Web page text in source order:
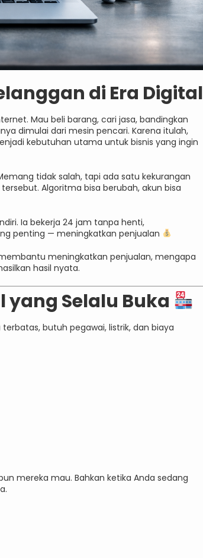
di Era Digital
Mau beli barang, cari jasa, bandingkan
dimulai dari mesin pencari. Karena itulah,
kebutuhan utama untuk bisnis yang ingin
tidak salah, tapi ada satu kekurangan
Algoritma bisa berubah, akun bisa
Ia bekerja 24 jam tanpa henti,
penting — meningkatkan penjualan
meningkatkan penjualan, mengapa
hasil nyata.
yang Selalu Buka
butuh pegawai, listrik, dan biaya
mereka mau. Bahkan ketika Anda sedang